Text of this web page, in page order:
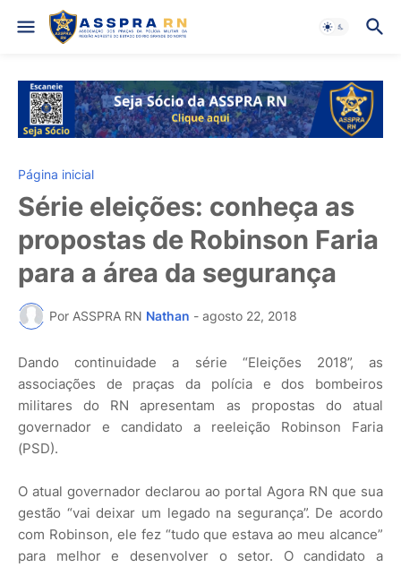
Página inicial
Série eleições: conheça as
propostas de Robinson Faria
para a área da segurança
Por ASSPRA RN Nathan - agosto 22, 2018
Dando continuidade a série “Eleições 2018”, as
associações de praças da polícia e dos bombeiros
militares do RN apresentam as propostas do atual
governador e candidato a reeleição Robinson Faria
(PSD).
O atual governador declarou ao portal Agora RN que sua
gestão “vai deixar um legado na segurança”. De acordo
com Robinson, ele fez “tudo que estava ao meu alcance”
para melhor e desenvolver o setor. O candidato a